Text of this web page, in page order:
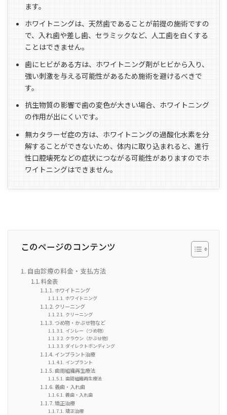
ます。
ホワイトニングは、天然歯であることが前提の施術ですの
で、入れ歯や差し歯、セラミックなど、人工歯を白くする
ことはできません。
歯にヒビがある方は、ホワイトニング剤がヒビから入り、
強い刺激を与える可能性があるため施術を避けるべきで
す。
抗生物質の影響で歯の変色が大きい場合、ホワイトニング
の作用が出にくいです。
無カタラーゼ症の方は、ホワイトニングの過酸化水素を分
解することができないため、体内に取り込まれると、進行
性口腔壊死などの症状につながる可能性がありますのでホ
ワイトニングはできません。
このページのコンテンツ
自由診療の料金・支払方法
料金表
ホワイトニング
ホワイトニング
クリーニング
クリーニング
つめ物・かぶせ物など
インレー（つめ物）
クラウン（かぶせ物）
ダイレクトボンディング
インプラント治療
インプラント
歯周組織再生療法
歯周組織再生療法
義歯・入れ歯
義歯・入れ歯
矯正治療
矯正治療